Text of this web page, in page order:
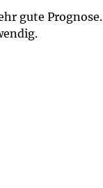
gute Prognose.